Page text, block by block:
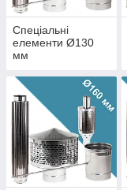
Спеціальні
елементи Ø130
мм